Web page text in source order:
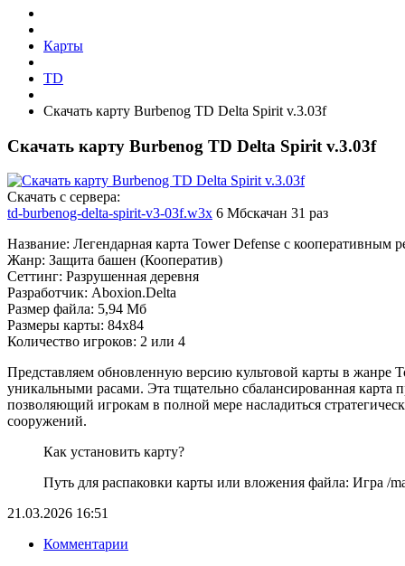
Карты
TD
Скачать карту Burbenog TD Delta Spirit v.3.03f
Скачать карту Burbenog TD Delta Spirit v.3.03f
Cкачать с сервера:
td-burbenog-delta-spirit-v3-03f.w3x 6 Мбскачан 31 раз
Название: Легендарная карта Tower Defense с
Жанр: Защита башен (Кооператив)
Сеттинг: Разрушенная деревня
Разработчик: Aboxion.Delta
Размер файла: 5,94 Мб
Размеры карты: 84x84
Количество игроков: 2 или 4
Представляем обновленную версию культовой карты в жанре
уникальными расами. Эта тщательно сбалансированная карта
позволяющий игрокам в полной мере насладиться
сооружений.
Как установить карту?
Путь для распаковки карты или вложения файла: Игра /
21.03.2026 16:51
Комментарии